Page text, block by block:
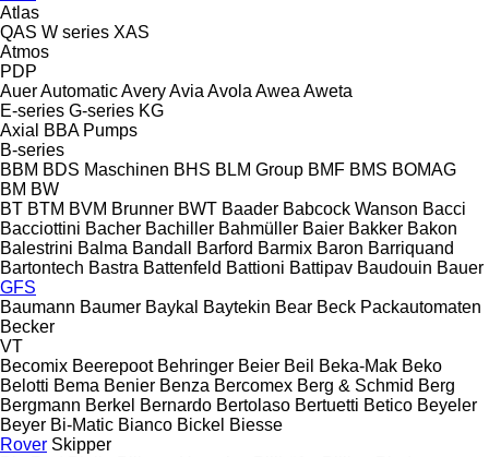
Atlas
QAS W series XAS
Atmos
PDP
AuerAutomaticAveryAvia Avola Awea Aweta
E-series G-series KG
Axial
BBA Pumps
B-series
BBM BDS Maschinen BHS BLM Group BMF BMS BOMAG
BM BW
BT BTM BVM Brunner BWT Baader Babcock Wanson Bacci
Bacciottini Bacher Bachiller Bahmüller Baier Bakker Bakon
Balestrini Balma Bandall Barford Barmix Baron Barriquand
Bartontech Bastra Battenfeld Battioni Battipav Baudouin Bauer
GFS
Baumann Baumer Baykal Baytekin Bear Beck Packautomaten
Becker
VT
Becomix Beerepoot Behringer Beier Beil Beka-Mak Beko
Belotti Bema Benier Benza Bercomex Berg & Schmid Berg
Bergmann Berkel Bernardo Bertolaso Bertuetti Betico Beyeler
Beyer Bi-Matic Bianco Bickel Biesse
Rover Skipper